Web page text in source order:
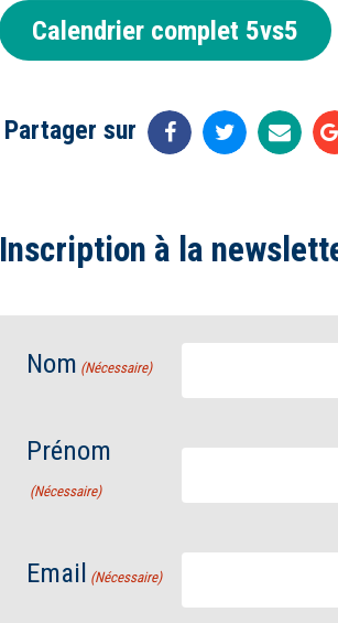
Calendrier complet 5vs5
Partager sur
Inscription à la
Nom (Nécessaire)
Prénom
(Nécessaire)
Email (Nécessaire)